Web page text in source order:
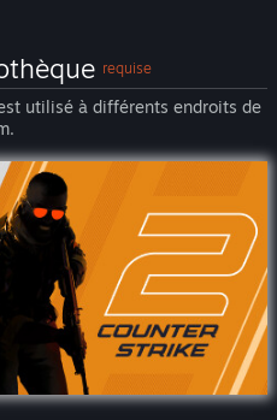
requise
utilisé à différents endroits de